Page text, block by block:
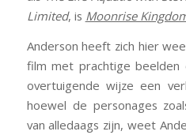
Limited, is Moonrise
Anderson heeft zich hier
film met prachtige beelden
overtuigende wijze een
hoewel de personages
van alledaags zijn, weet